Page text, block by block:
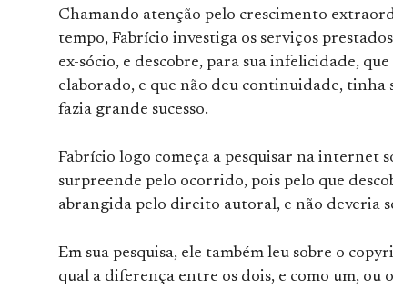
Chamando atenção pelo crescimento
tempo, Fabrício investiga os serviços
ex-sócio, e descobre, para sua infelicidade,
elaborado, e que não deu continuidade, tinha
fazia grande sucesso.
Fabrício logo começa a pesquisar na internet
surpreende pelo ocorrido, pois pelo que
abrangida pelo direito autoral, e não deveria
Em sua pesquisa, ele também leu sobre o
qual a diferença entre os dois, e como um,